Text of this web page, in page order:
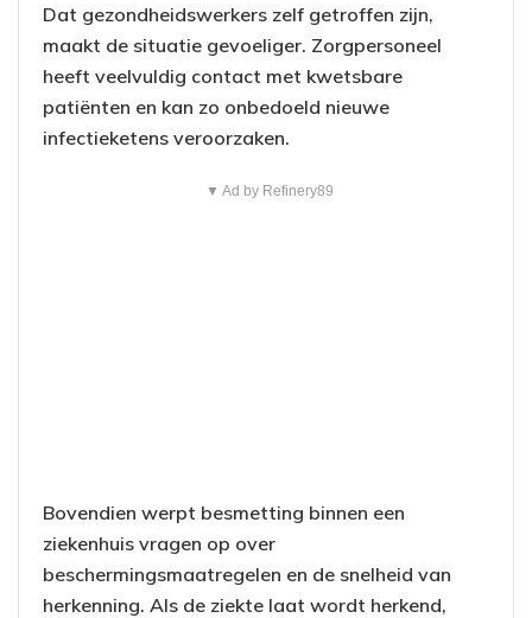
Dat gezondheidswerkers zelf getroffen zijn,
maakt de situatie gevoeliger. Zorgpersoneel
heeft veelvuldig contact met kwetsbare
patiënten en kan zo onbedoeld nieuwe
infectieketens veroorzaken.
▼ Ad by Refinery89
Bovendien werpt besmetting binnen een
ziekenhuis vragen op over
beschermingsmaatregelen en de snelheid van
herkenning. Als de ziekte laat wordt herkend,